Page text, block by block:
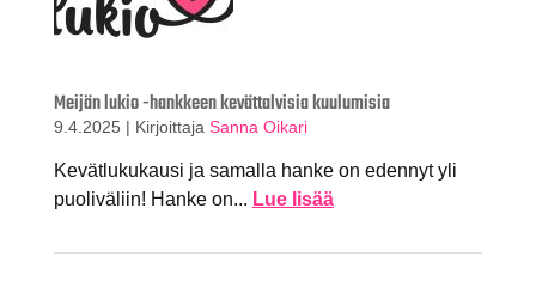
Meijän lukio -hankkeen kevättalvisia kuulumisia
9.4.2025 | Kirjoittaja Sanna Oikari
Kevätlukukausi ja samalla hanke on edennyt yli
puoliväliin! Hanke on... Lue lisää